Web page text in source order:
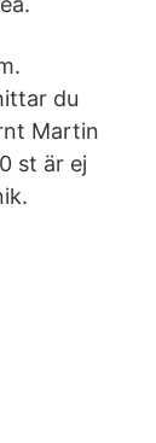
du
Martin
st är ej